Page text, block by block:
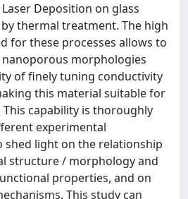
Deposition on glass
thermal treatment. The high
for these processes allows to
morphologies
of finely tuning conductivity
this material suitable for
capability is thoroughly
experimental
shed light on the relationship
structure / morphology and
properties, and on
This study can